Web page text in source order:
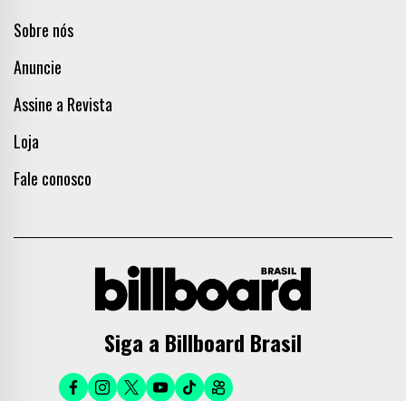
Sobre nós
Anuncie
Assine a Revista
Loja
Fale conosco
Siga a Billboard Brasil